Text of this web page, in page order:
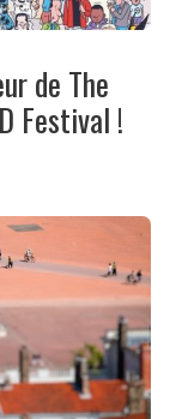
de The
Festival !